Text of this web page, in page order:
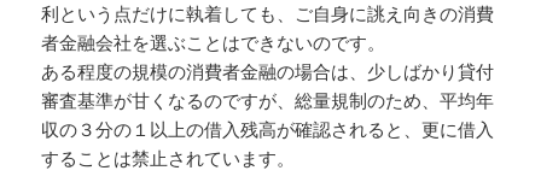
利という点だけに執着しても、ご自身に誂え向きの消費
者金融会社を選ぶことはできないのです。
ある程度の規模の消費者金融の場合は、少しばかり貸付
審査基準が甘くなるのですが、総量規制のため、平均年
収の３分の１以上の借入残高が確認されると、更に借入
することは禁止されています。